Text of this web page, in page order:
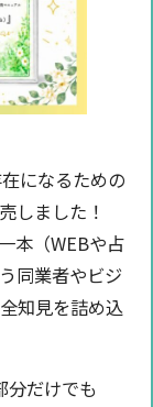
になるための
しました！
本（WEBや占
同業者やビジ
知見を詰め込
分だけでも